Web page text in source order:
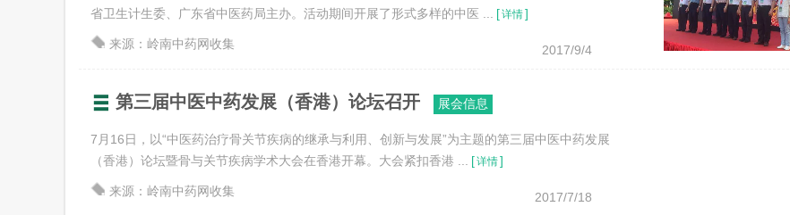
省卫生计生委、广东省中医药局主办。活动期间开展了形式多样的中医 ...
[详情]
2017/9/4
来源：岭南中药网收集
第三届中医中药发展（香港）论坛召开 展会信息
7月16日，以“中医药治疗骨关节疾病的继承与利用、创新与发展”为主题的第三届中医中药发展
（香港）论坛暨骨与关节疾病学术大会在香港开幕。大会紧扣香港 ...
[详情]
2017/7/18
来源：岭南中药网收集